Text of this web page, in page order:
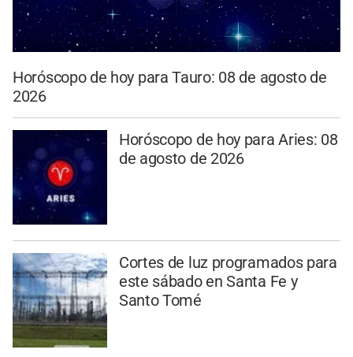
Horóscopo de hoy para Tauro: 08 de agosto de
2026
Horóscopo de hoy para Aries: 08
de agosto de 2026
Cortes de luz programados para
este sábado en Santa Fe y
Santo Tomé